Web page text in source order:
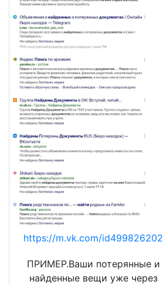
https://m.vk.com/id499826202
ПРИМЕР.Ваши потерянные и
найденные вещи уже через